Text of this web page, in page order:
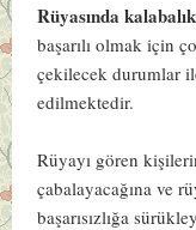
Rüyasında
başarılı olmak için
çekilecek durumlar
edilmektedir.
Rüyayı gören
çabalayacağına ve
başarısızlığa